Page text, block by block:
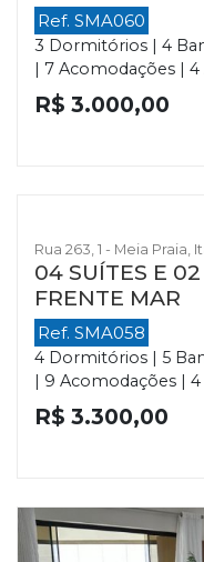
Ref. SMA060
3 Dormitórios | 4
| 7 Acomodações | 4
R$ 3.000,00
Rua 263, 1 - Meia Praia,
04 SUÍTES E
FRENTE MAR
Ref. SMA058
4 Dormitórios | 5
| 9 Acomodações | 4
R$ 3.300,00